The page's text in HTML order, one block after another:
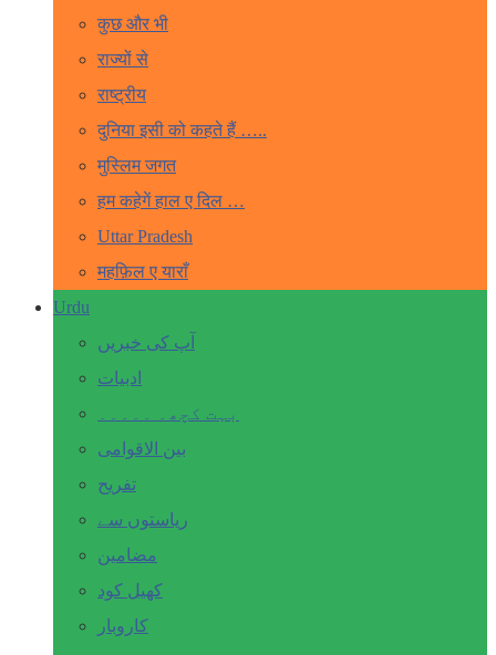
कुछ और भी
राज्यों से
राष्ट्रीय
दुनिया इसी को कहते हैं …..
मुस्लिम जगत
हम कहेगें हाल ए दिल …
Uttar Pradesh
महफ़िल ए याराँ
Urdu
آپ کی خبریں
ادبیات
بہت کچھ۔ ۔۔۔۔۔
بین الاقوامی
تفریح
ریاستوں سے
مضامین
کھیل کود
کاروبار